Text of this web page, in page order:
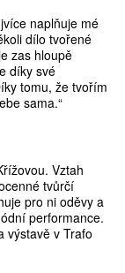
naplňuje mé
dílo tvořené
zas hloupě
díky své
tomu, že tvořím
sama.“
Vztah
tvůrčí
pro ni oděvy a
performance.
výstavě v Trafo